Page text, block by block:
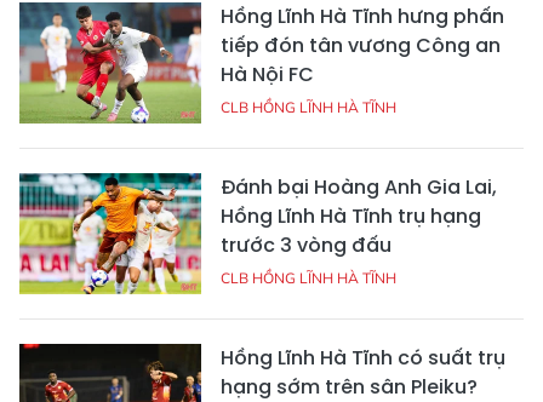
Hồng Lĩnh Hà Tĩnh hưng phấn
tiếp đón tân vương Công an
Hà Nội FC
CLB HỒNG LĨNH HÀ TĨNH
Đánh bại Hoàng Anh Gia Lai,
Hồng Lĩnh Hà Tĩnh trụ hạng
trước 3 vòng đấu
CLB HỒNG LĨNH HÀ TĨNH
Hồng Lĩnh Hà Tĩnh có suất trụ
hạng sớm trên sân Pleiku?